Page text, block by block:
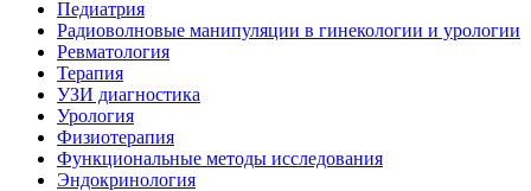
Педиатрия
Радиоволновые манипуляции в гинекологии и урологии
Ревматология
Терапия
УЗИ диагностика
Урология
Физиотерапия
Функциональные методы исследования
Эндокринология